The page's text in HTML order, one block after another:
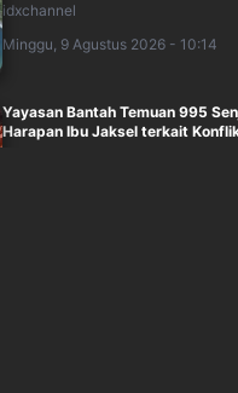
idxchannel
Minggu, 9 Agustus 2026 - 10:14
Yayasan Bantah Temuan 995
Harapan Ibu Jaksel terkait